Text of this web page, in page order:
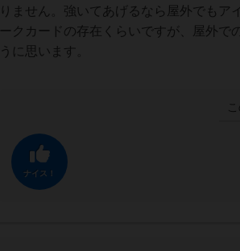
りません。強いてあげるなら屋外でもア
ークカードの存在くらいですが、屋外で
うに思います。
ナイス！